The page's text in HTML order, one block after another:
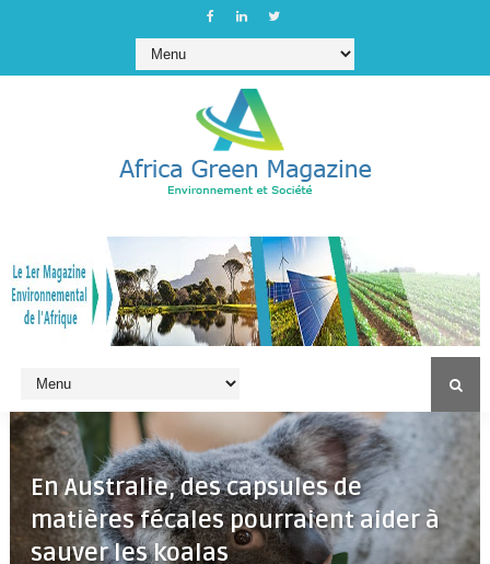
En Australie, des capsules de
matières fécales pourraient aider à
sauver les koalas